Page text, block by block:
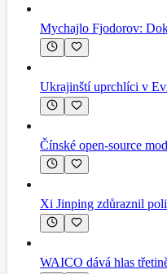
Mychajlo Fjodorov:
Ukrajinští uprchlíci v
Čínské open-source
Xi Jinping zdůraznil
WAICO dává hlas